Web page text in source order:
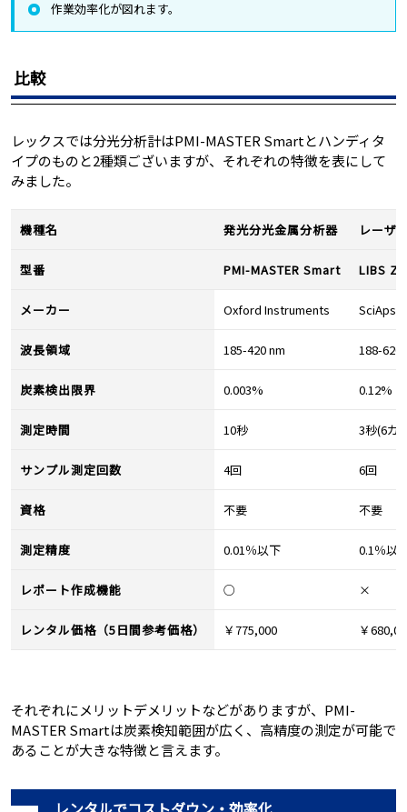
作業効率化が図れます。
比較
レックスでは分光分析計はPMI-MASTER Smartとハンディタ
イプのものと2種類ございますが、それぞれの特徴を表にして
みました。
機種名 発光分光金属分析器 レーザ
型番 PMI-MASTER Smart LIBS
メーカー Oxford Instruments SciAps
波長領域 185-420 nm 188-620
炭素検出限界 0.003% 0.12%
測定時間 10秒 3秒(6カ
サンプル測定回数 4回 6回
資格 不要 不要
測定精度 0.01％以下 0.1％以
レポート作成機能 ○ ×
レンタル価格（5日間参考価格） ￥775,000 ￥
それぞれにメリットデメリットなどがありますが、PMI-
MASTER Smartは炭素検知範囲が広く、高精度の測定が可能で
あることが大きな特徴と言えます。